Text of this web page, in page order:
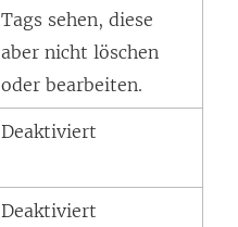
Tags sehen, diese
aber nicht löschen
oder bearbeiten.
Deaktiviert
Deaktiviert